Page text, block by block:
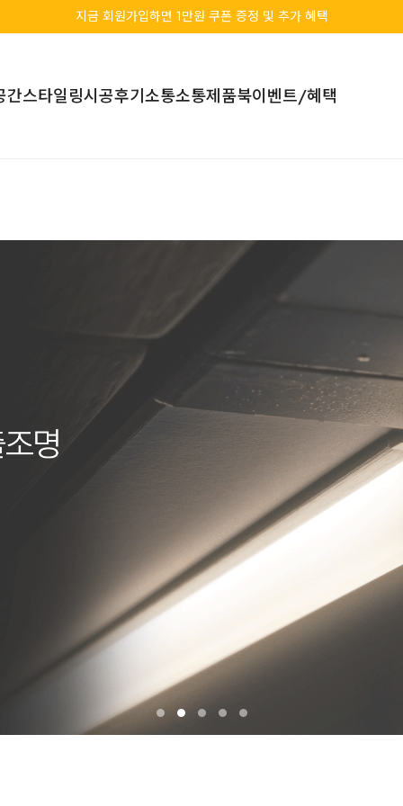
지금 회원가입하면 1만원 쿠폰 증정 및 추가 혜택
간스타일링시공후기소통소통제품북이벤트/혜택